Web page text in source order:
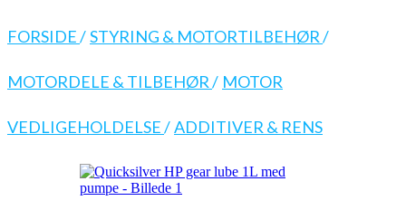
FORSIDE/STYRING & MOTORTILBEHØR/
MOTORDELE & TILBEHØR/ MOTOR
VEDLIGEHOLDELSE/ADDITIVER & RENS